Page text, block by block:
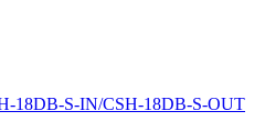
18DB-S-IN/CSH-18DB-S-OUT